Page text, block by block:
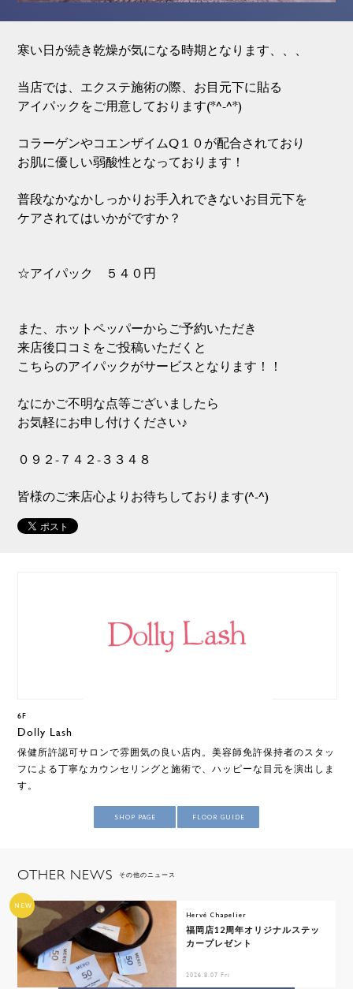
寒い日が続き乾燥が気になる時期となります、、、
当店では、エクステ施術の際、お目元下に貼る
アイパックをご用意しております(*^-^*)
コラーゲンやコエンザイムQ１０が配合されており
お肌に優しい弱酸性となっております！
普段なかなかしっかりお手入れできないお目元下を
ケアされてはいかがですか？
☆アイパック ５４０円
また、ホットペッパーからご予約いただき
来店後口コミをご投稿いただくと
こちらのアイパックがサービスとなります！！
なにかご不明な点等ございましたら
お気軽にお申し付けください♪
０９２-７４２-３３４８
皆様のご来店心よりお待ちしております(^-^)
6F
Dolly Lash
保健所許認可サロンで雰囲気の良い店内。美容師免許保持者のスタッ
フによる丁寧なカウンセリングと施術で、ハッピーな目元を演出しま
す。
SHOP PAGE FLOOR GUIDE
OTHER NEWS その他のニュース
NEW
Hervé Chapelier
福岡店12周年オリジナルステッ
カープレゼント
2026.8.07 Fri